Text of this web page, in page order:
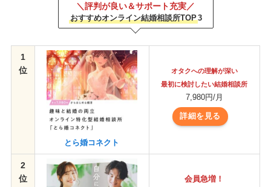
＼評判が良い＆サポート充実／
おすすめオンライン結婚相談所TOP3
1
位
とら婚コネクト
オタクへの理解が深い
最初に検討したい結婚相談所
7,980円/月
詳細を見る
2
位
会員急増！